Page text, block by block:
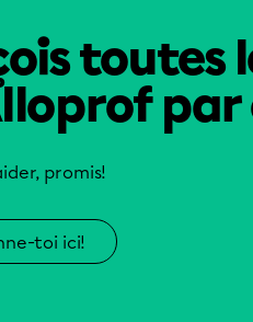
toutes
promis!
toi ici!